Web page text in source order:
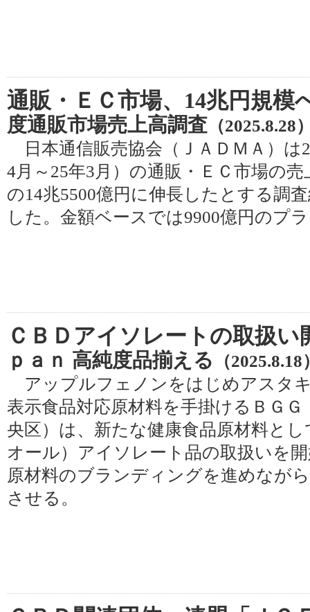
通販・ＥＣ市場、14兆円規模
度通販市場売上高調査 （2025.8.28
日本通信販売協会（ＪＡＤＭＡ）は
4月～25年3月）の通販・ＥＣ市場の
の14兆5500億円に伸長したとする調
した。金額ベースでは9900億円のプ
ＣＢＤアイソレートの取扱い
ｐａｎ 高純度品揃える
（2025.8.18
アップルフェノンをはじめアスタ
表示食品対応原材料を手掛けるＢＧＧ
央区）は、新たな健康食品原材料と
オール）アイソレート品の取扱いを
原材料のブランディングを進めなが
させる。